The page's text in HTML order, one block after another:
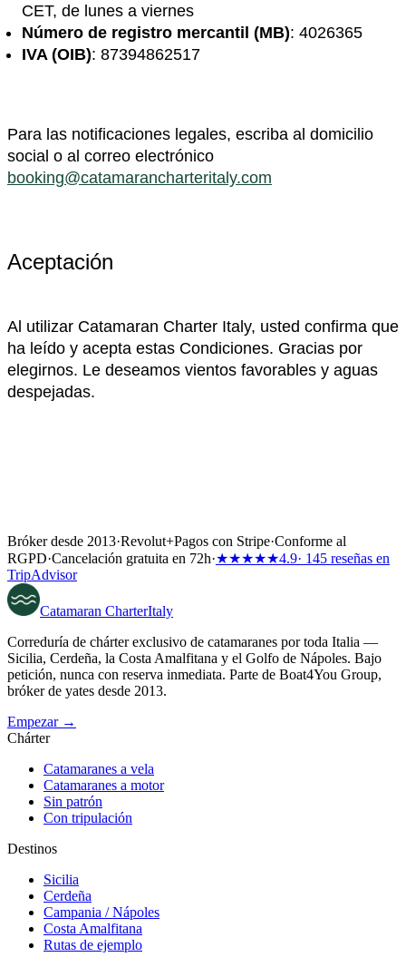
CET, de lunes a viernes
Número de registro mercantil (MB): 4026365
IVA (OIB): 87394862517
Para las notificaciones legales, escriba al domicilio
social o al correo electrónico
booking@catamarancharteritaly.com
Aceptación
Al utilizar Catamaran Charter Italy, usted confirma que
ha leído y acepta estas Condiciones. Gracias por
elegirnos. Le deseamos vientos favorables y aguas
despejadas.
Bróker desde 2013·Revolut+Pagos con Stripe·Conforme al
RGPD·Cancelación gratuita en 72h·★★★★★4.9· 145 reseñas en
TripAdvisor
Catamaran CharterItaly
Correduría de chárter exclusivo de catamaranes por toda Italia —
Sicilia, Cerdeña, la Costa Amalfitana y el Golfo de Nápoles. Bajo
petición, nunca con reserva inmediata. Parte de Boat4You Group,
bróker de yates desde 2013.
Empezar →
Chárter
Catamaranes a vela
Catamaranes a motor
Sin patrón
Con tripulación
Destinos
Sicilia
Cerdeña
Campania / Nápoles
Costa Amalfitana
Rutas de ejemplo